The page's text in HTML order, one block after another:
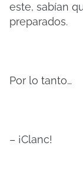
este, sabían
preparados.
Por lo tanto…
– ¡Clanc!